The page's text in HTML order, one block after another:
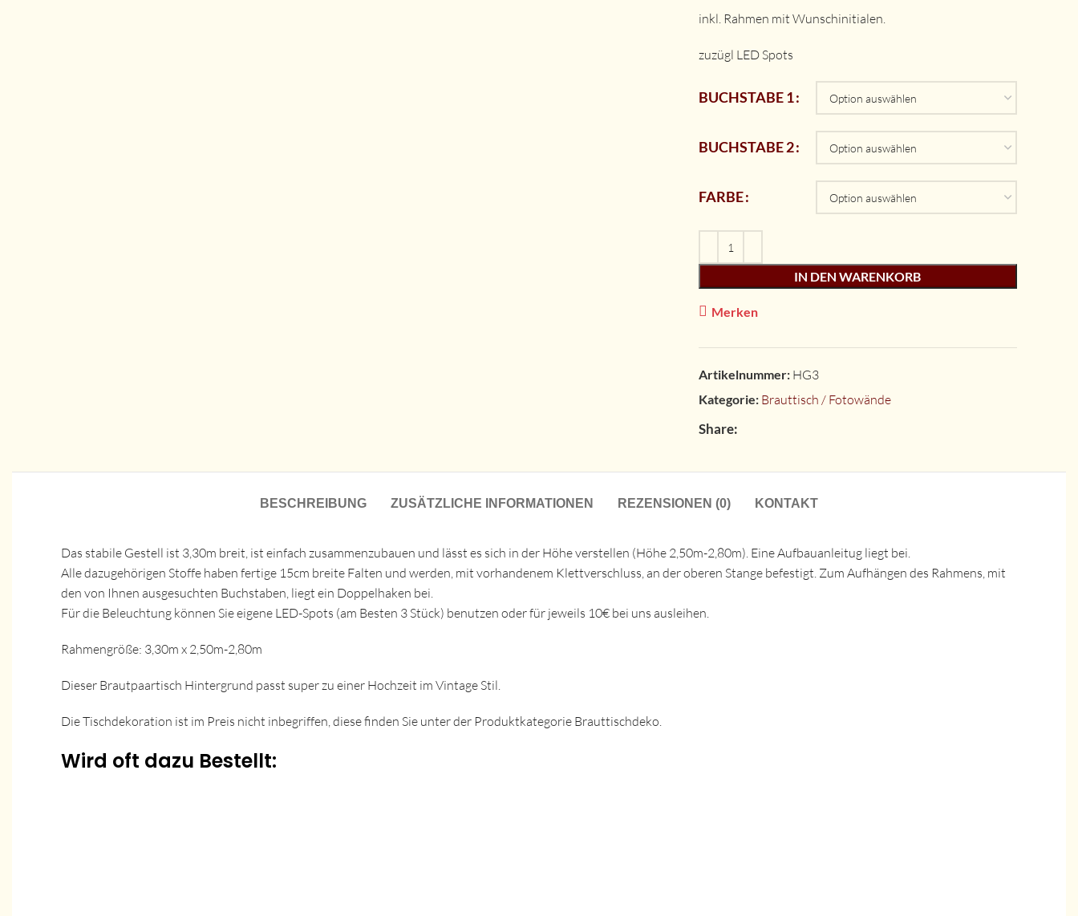
inkl. Rahmen mit Wunschinitialen.
zuzügl LED Spots
BUCHSTABE 1
BUCHSTABE 2
FARBE
IN DEN WARENKORB
Merken
Artikelnummer: HG3
Kategorie: Brauttisch / Fotowände
Share:
BESCHREIBUNG ZUSÄTZLICHE INFORMATIONEN REZENSIONEN (0) KONTAKT
Das stabile Gestell ist 3,30m breit, ist einfach zusammenzubauen und lässt es sich in der Höhe verstellen (Höhe 2,50m-2,80m). Eine Aufbauanleitug liegt bei.
Alle dazugehörigen Stoffe haben fertige 15cm breite Falten und werden, mit vorhandenem Klettverschluss, an der oberen Stange befestigt. Zum Aufhängen des Rahmens, mit
den von Ihnen ausgesuchten Buchstaben, liegt ein Doppelhaken bei.
Für die Beleuchtung können Sie eigene LED-Spots (am Besten 3 Stück) benutzen oder für jeweils 10€ bei uns ausleihen.
Rahmengröße: 3,30m x 2,50m-2,80m
Dieser Brautpaartisch Hintergrund passt super zu einer Hochzeit im Vintage Stil.
Die Tischdekoration ist im Preis nicht inbegriffen, diese finden Sie unter der Produktkategorie Brauttischdeko.
Wird oft dazu Bestellt: